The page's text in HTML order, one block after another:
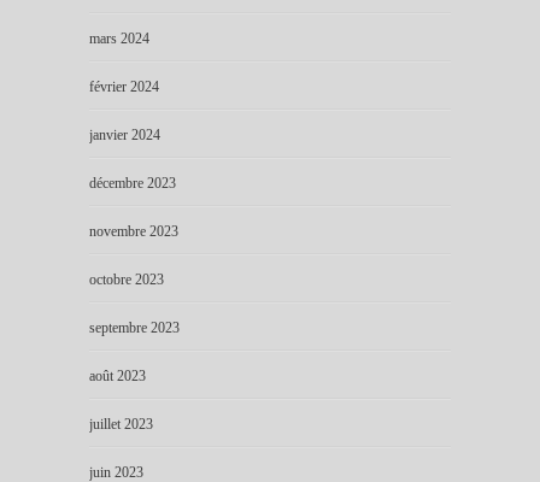
mars 2024
février 2024
janvier 2024
décembre 2023
novembre 2023
octobre 2023
septembre 2023
août 2023
juillet 2023
juin 2023